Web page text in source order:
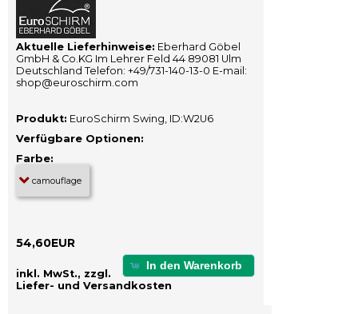
Aktuelle Lieferhinweise: Eberhard Göbel
GmbH & Co.KG Im Lehrer Feld 44 89081 Ulm
Deutschland Telefon: +49/731-140-13-0 E-mail:
shop@euroschirm.com
Produkt: EuroSchirm Swing, ID:W2U6
Verfügbare Optionen:
Farbe:
54,60EUR
In den Warenkorb
inkl. MwSt., zzgl.
Liefer- und Versandkosten